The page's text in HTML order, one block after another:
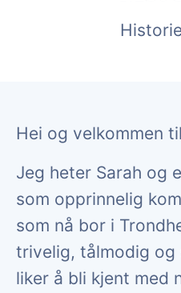
Hei og velkommen
Jeg heter Sarah og
som opprinnelig
som nå bor i
trivelig, tålmodig og
liker å bli kjent med